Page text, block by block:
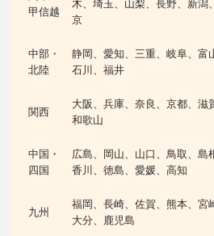
甲信越
木、埼玉、山梨、長野、新潟
京
中部・
北陸
静岡、愛知、三重、岐阜、富
石川、福井
関西
大阪、兵庫、奈良、京都、滋
和歌山
中国・
四国
広島、岡山、山口、鳥取、島
香川、徳島、愛媛、高知
九州
福岡、長崎、佐賀、熊本、宮
大分、鹿児島